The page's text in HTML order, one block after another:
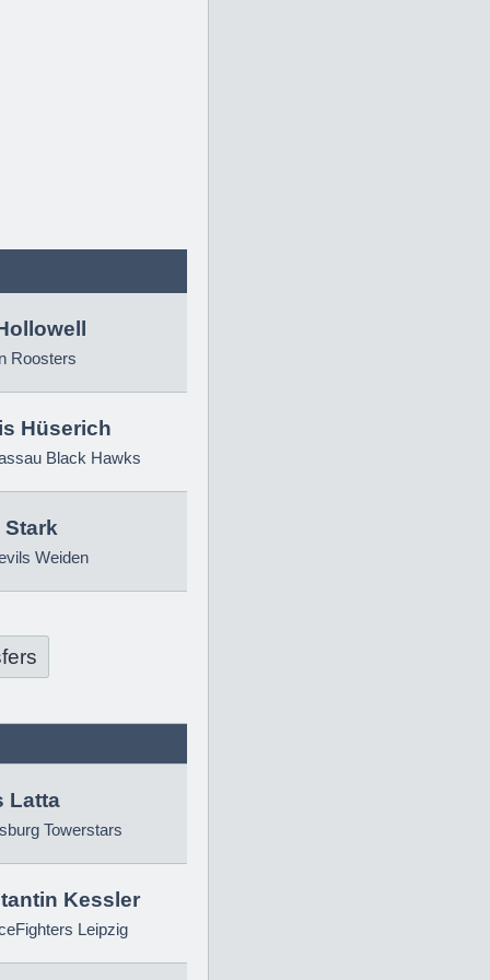
Roosters
Hüserich
Black Hawks
Stark
Weiden
Latta
Towerstars
Kessler
Leipzig